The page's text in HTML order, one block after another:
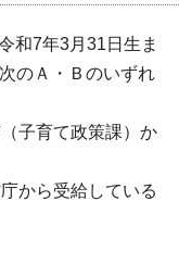
和7年3月31日生ま
のＡ・Ｂのいずれ
子育て政策課）か
から受給している